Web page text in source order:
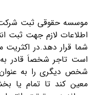
موسسه حقوقی ثبت
اطلاعات لازم جهت ثبت
شما قرار دهد.در اکثریت
است تاجر شخصاَ قادر به
شخص دیگری را به عنوان
معین کند تا تمام یا